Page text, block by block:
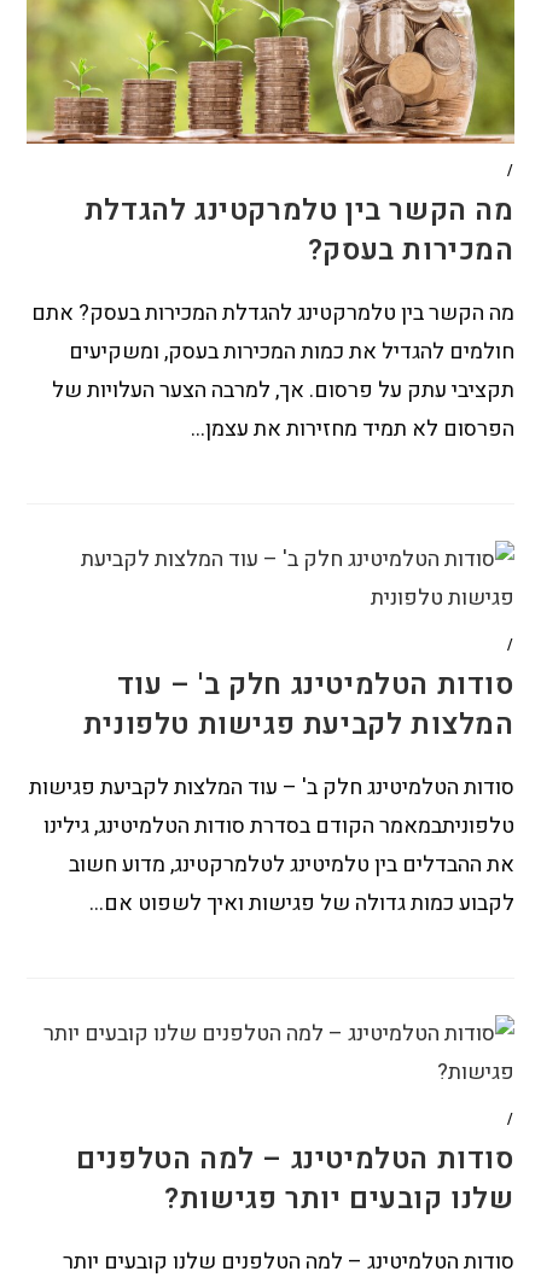
/
מה הקשר בין טלמרקטינג להגדלת
המכירות בעסק?
מה הקשר בין טלמרקטינג להגדלת המכירות בעסק? אתם
חולמים להגדיל את כמות המכירות בעסק, ומשקיעים
תקציבי עתק על פרסום. אך, למרבה הצער העלויות של
הפרסום לא תמיד מחזירות את עצמן…
/
סודות הטלמיטינג חלק ב' – עוד
המלצות לקביעת פגישות טלפונית
סודות הטלמיטינג חלק ב' – עוד המלצות לקביעת פגישות
טלפוניתבמאמר הקודם בסדרת סודות הטלמיטינג, גילינו
את ההבדלים בין טלמיטינג לטלמרקטינג, מדוע חשוב
לקבוע כמות גדולה של פגישות ואיך לשפוט אם…
/
סודות הטלמיטינג – למה הטלפנים
שלנו קובעים יותר פגישות?
סודות הטלמיטינג – למה הטלפנים שלנו קובעים יותר